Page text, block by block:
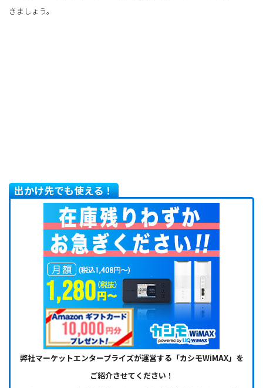
きましょう。
出かけ先でも使える！
弊社マーケットエンタープライズが運営する「カシモWiMAX」を
ご紹介させてください！